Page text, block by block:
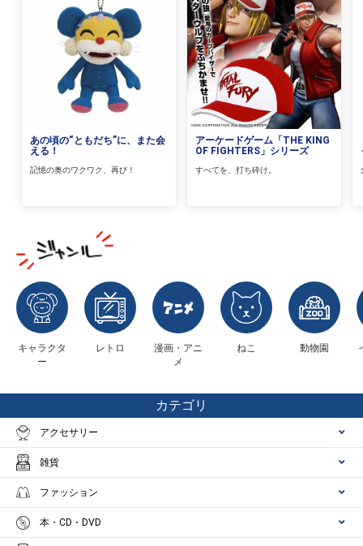
あの頃の“ともだち”に、また会
える！
記憶の奥のワクワク、再び！
アーケードゲーム「THE KING
OF FIGHTERS」シリーズ
すべてを、打ち砕け。
キャラクタ
ー
レトロ
漫画・アニ
メ
ねこ 動物園
カテゴリ
アクセサリー
雑貨
ファッション
本・CD・DVD